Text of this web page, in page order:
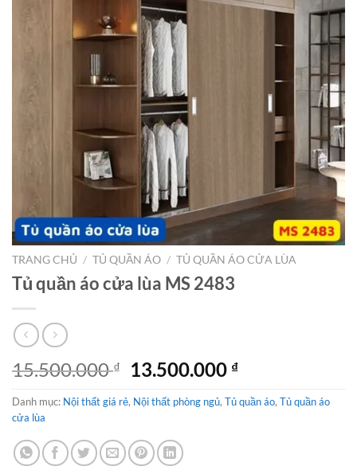
TRANG CHỦ / TỦ QUẦN ÁO / TỦ QUẦN ÁO CỬA LÙA
Tủ quần áo cửa lùa MS 2483
15.500.000₫
Giá
gốc
là:
13.500.000 ₫Giá
hiện
tại
Danh mục: Nội thất giá rẻ, Nội thất phòng ngủ, Tủ quần áo, Tủ quần áo
cửa lùa